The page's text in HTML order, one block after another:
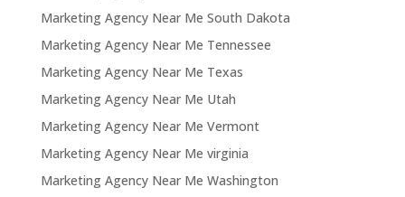
Marketing Agency Near Me South Dakota
Marketing Agency Near Me Tennessee
Marketing Agency Near Me Texas
Marketing Agency Near Me Utah
Marketing Agency Near Me Vermont
Marketing Agency Near Me virginia
Marketing Agency Near Me Washington